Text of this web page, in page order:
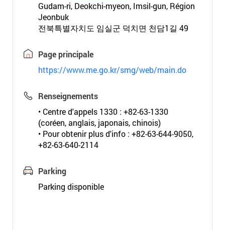
Gudam-ri, Deokchi-myeon, Imsil-gun, Région
Jeonbuk
전북특별자치도 임실군 덕치면 천담1길 49
Page principale
https://www.me.go.kr/smg/web/main.do
Renseignements
• Centre d'appels 1330 : +82-63-1330
(coréen, anglais, japonais, chinois)
• Pour obtenir plus d'info : +82-63-644-9050,
+82-63-640-2114
Parking
Parking disponible